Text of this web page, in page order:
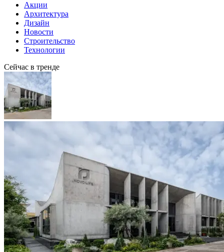
Акции
Архитектура
Дизайн
Новости
Строительство
Технологии
Сейчас в тренде